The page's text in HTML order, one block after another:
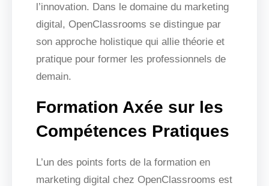
l’innovation. Dans le domaine du marketing
digital, OpenClassrooms se distingue par
son approche holistique qui allie théorie et
pratique pour former les professionnels de
demain.
Formation Axée sur les
Compétences Pratiques
L’un des points forts de la formation en
marketing digital chez OpenClassrooms est